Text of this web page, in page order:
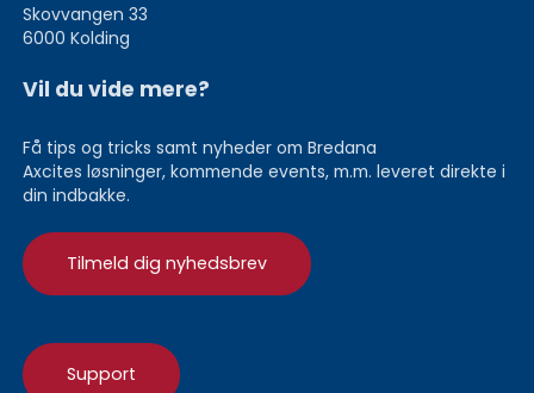
Skovvangen 33
6000 Kolding
Vil du vide mere?
Få tips og tricks samt nyheder om Bredana
Axcites løsninger, kommende events, m.m. leveret direkte i
din indbakke.
Tilmeld dig nyhedsbrev
Support